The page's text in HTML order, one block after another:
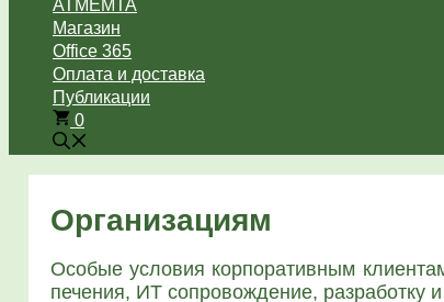
ATMEMTA
Магазин
Office 365
Оплата и доставка
Публикации
0
Организациям
Осо­бые усло­вия кор­по­ра­тив­ным
пе­че­ния, ИТ сопро­вож­де­ние, раз­ра­бот­ку